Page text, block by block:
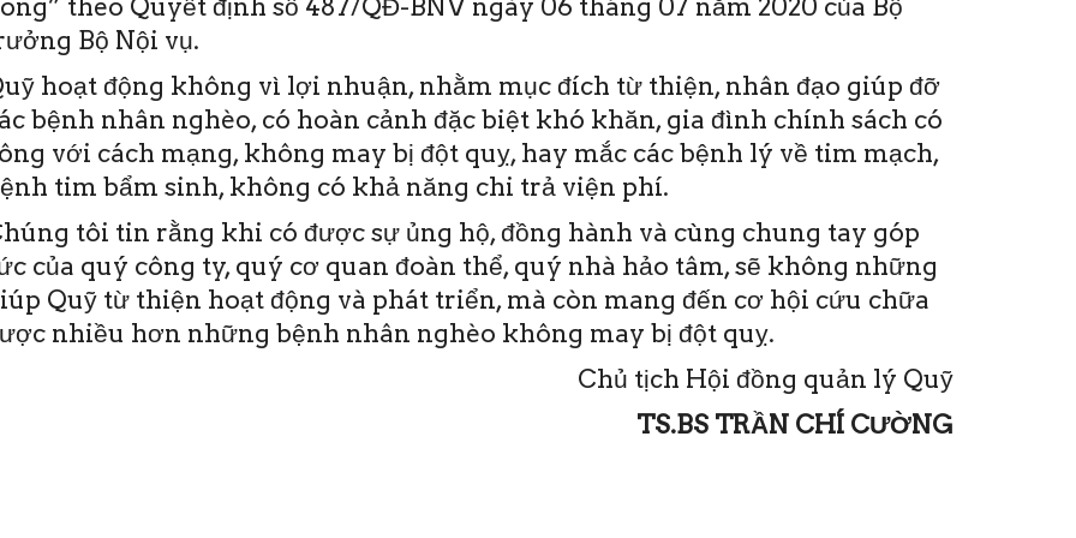
theo Quyết định số 487/QĐ-BNV ngày 06 tháng 07 năm 2020 của Bộ
Bộ Nội vụ.
hoạt động không vì lợi nhuận, nhằm mục đích từ thiện, nhân đạo giúp đỡ
bệnh nhân nghèo, có hoàn cảnh đặc biệt khó khăn, gia đình chính sách có
với cách mạng, không may bị đột quỵ, hay mắc các bệnh lý về tim mạch,
tim bẩm sinh, không có khả năng chi trả viện phí.
tôi tin rằng khi có được sự ủng hộ, đồng hành và cùng chung tay góp
của quý công ty, quý cơ quan đoàn thể, quý nhà hảo tâm, sẽ không những
Quỹ từ thiện hoạt động và phát triển, mà còn mang đến cơ hội cứu chữa
nhiều hơn những bệnh nhân nghèo không may bị đột quỵ.
Chủ tịch Hội đồng quản lý Quỹ
TS.BS TRẦN CHÍ CƯỜNG